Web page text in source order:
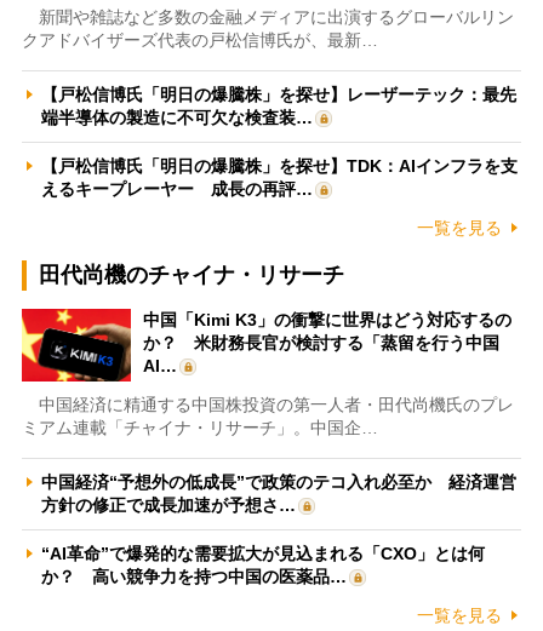
新聞や雑誌など多数の金融メディアに出演するグローバルリン
クアドバイザーズ代表の戸松信博氏が、最新…
【戸松信博氏「明日の爆騰株」を探せ】レーザーテック：最先
端半導体の製造に不可欠な検査装…
【戸松信博氏「明日の爆騰株」を探せ】TDK：AIインフラを支
えるキープレーヤー 成長の再評…
一覧を見る
田代尚機のチャイナ・リサーチ
中国「Kimi K3」の衝撃に世界はどう対応するの
か？ 米財務長官が検討する「蒸留を行う中国
AI…
中国経済に精通する中国株投資の第一人者・田代尚機氏のプレ
ミアム連載「チャイナ・リサーチ」。中国企…
中国経済“予想外の低成長”で政策のテコ入れ必至か 経済運営
方針の修正で成長加速が予想さ…
“AI革命”で爆発的な需要拡大が見込まれる「CXO」とは何
か？ 高い競争力を持つ中国の医薬品…
一覧を見る